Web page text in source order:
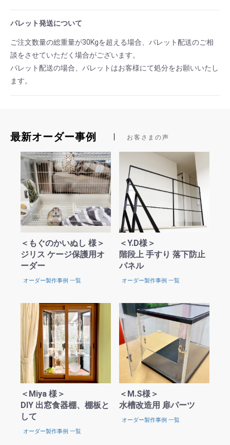
パレット発送について
ご注文数量の総重量が30Kgを超える場合、パレット配送のご相
談をさせていただく場合がございます。
パレット配送の場合、パレットはお客様にて処分をお願いいたし
ます。
最新オーダー事例 お客さまの声
＜もぐのかいぬし 様＞
ジリス ケージ保護用オ
ーダー
オーダー製作事例 一覧
＜Y.D様＞
階段上 手すり 落下防止
パネル
オーダー製作事例 一覧
＜Miya 様＞
DIY 出窓食器棚、棚板と
して
オーダー製作事例 一覧
＜M.S様＞
水槽改造用 扉パーツ
オーダー製作事例 一覧